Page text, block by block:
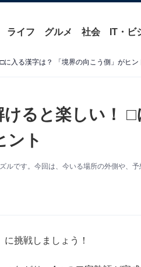
ライフ グルメ 社会 IT・ビ
に入る漢字は？ 「境界の向こう側」がヒン
けると楽しい！
ント
ルです。今回は、今いる場所の外側や、
挑戦しましょう！